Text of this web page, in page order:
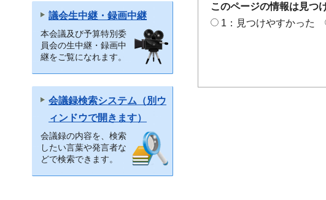
議会生中継・録画中継
本会議及び予算特別委
員会の生中継・録画中
継をご覧になれます。
会議録検索システム（別ウ
ィンドウで開きます）
会議録の内容を、検索
したい言葉や発言者な
どで検索できます。
このページの情報は見つ
1：見つけやすかった